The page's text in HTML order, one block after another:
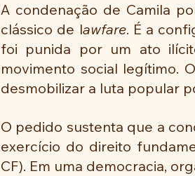
A condenação de Camila
clássico de lawfare. É a
foi punida por um ato
movimento social legítimo.
desmobilizar a luta popular
O pedido sustenta que a
exercício do direito
CF). Em uma democracia,